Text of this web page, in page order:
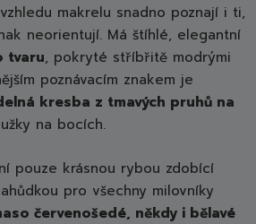
makrelu snadno poznají i ti,
neorientují. Má štíhlé, elegantní
tvaru, pokryté stříbřitě modrými
poznávacím znakem je
kresba z tmavých pruhů na
na bocích.
pouze krásnou rybou zdobící
pro všechny milovníky
červenošedé, někdy i bělavé